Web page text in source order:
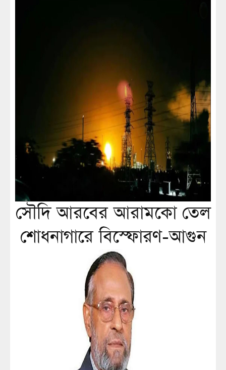
সৌদি আরবের আরামকো তেল
শোধনাগারে বিস্ফোরণ-আগুন